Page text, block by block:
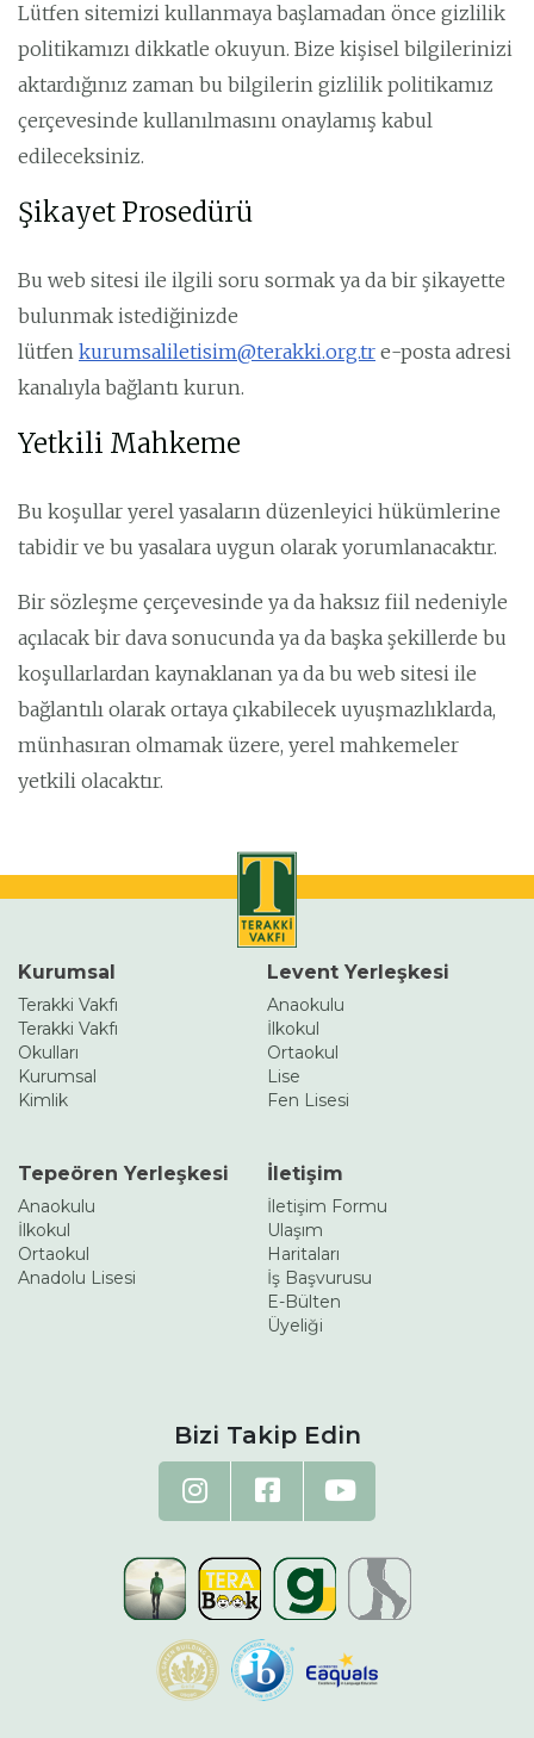
Lütfen sitemizi kullanmaya başlamadan önce gizlilik
politikamızı dikkatle okuyun. Bize kişisel bilgilerinizi
aktardığınız zaman bu bilgilerin gizlilik politikamız
çerçevesinde kullanılmasını onaylamış kabul
edileceksiniz.
Şikayet Prosedürü
Bu web sitesi ile ilgili soru sormak ya da bir şikayette
bulunmak istediğinizde
lütfen kurumsaliletisim@terakki.org.tr e-posta adresi
kanalıyla bağlantı kurun.
Yetkili Mahkeme
Bu koşullar yerel yasaların düzenleyici hükümlerine
tabidir ve bu yasalara uygun olarak yorumlanacaktır.
Bir sözleşme çerçevesinde ya da haksız fiil nedeniyle
açılacak bir dava sonucunda ya da başka şekillerde bu
koşullarlardan kaynaklanan ya da bu web sitesi ile
bağlantılı olarak ortaya çıkabilecek uyuşmazlıklarda,
münhasıran olmamak üzere, yerel mahkemeler
yetkili olacaktır.
Kurumsal
Terakki Vakfı
Terakki Vakfı
Okulları
Kurumsal
Kimlik
Levent Yerleşkesi
Anaokulu
İlkokul
Ortaokul
Lise
Fen Lisesi
Tepeören Yerleşkesi
Anaokulu
İlkokul
Ortaokul
Anadolu Lisesi
İletişim
İletişim Formu
Ulaşım
Haritaları
İş Başvurusu
E-Bülten
Üyeliği
Bizi Takip Edin